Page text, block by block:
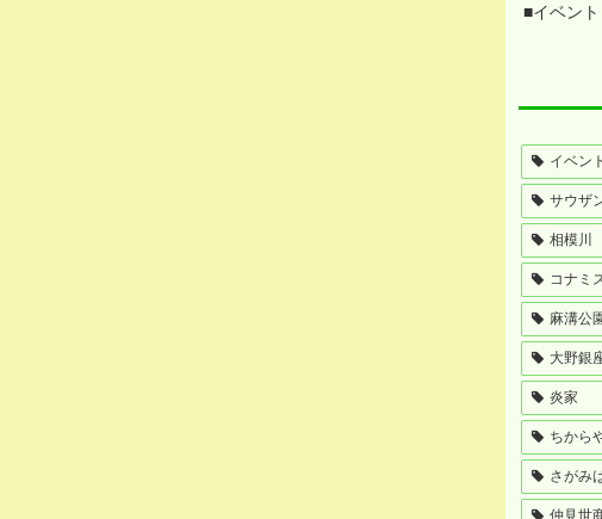
■イベント
イベント
サウザ
相模川
コナミ
麻溝公
大野銀
炎家
ちから
さがみ
仲見世